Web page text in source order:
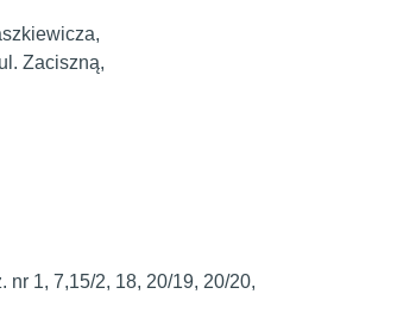
Zaciszną,
nr 1, 7,15/2, 18, 20/19, 20/20,